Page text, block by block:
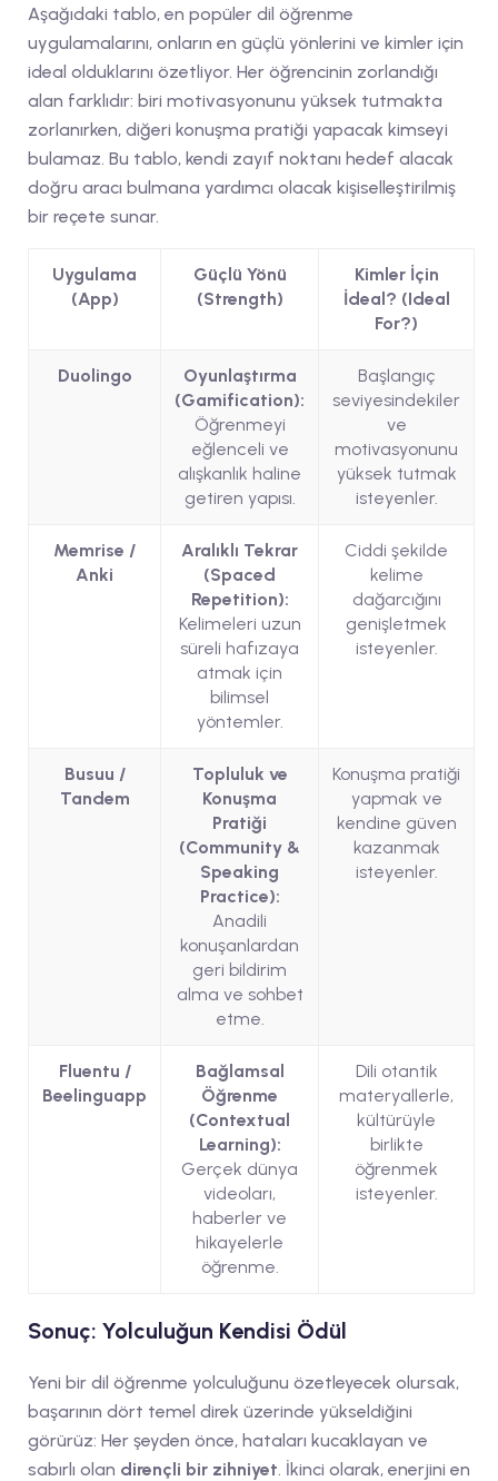
Aşağıdaki tablo, en popüler dil öğrenme
uygulamalarını, onların en güçlü yönlerini ve kimler için
ideal olduklarını özetliyor. Her öğrencinin zorlandığı
alan farklıdır: biri motivasyonunu yüksek tutmakta
zorlanırken, diğeri konuşma pratiği yapacak kimseyi
bulamaz. Bu tablo, kendi zayıf noktanı hedef alacak
doğru aracı bulmana yardımcı olacak kişiselleştirilmiş
bir reçete sunar.
Uygulama
(App)
Güçlü Yönü
(Strength)
Kimler İçin
İdeal? (Ideal
For?)
Duolingo
Oyunlaştırma
(Gamification):
Öğrenmeyi
eğlenceli ve
alışkanlık haline
getiren yapısı.
Başlangıç
seviyesindekiler
ve
motivasyonunu
yüksek tutmak
isteyenler.
Memrise /
Anki
Aralıklı Tekrar
(Spaced
Repetition):
Kelimeleri uzun
süreli hafızaya
atmak için
bilimsel
yöntemler.
Ciddi şekilde
kelime
dağarcığını
genişletmek
isteyenler.
Busuu /
Tandem
Topluluk ve
Konuşma
Pratiği
(Community &
Speaking
Practice):
Anadili
konuşanlardan
geri bildirim
alma ve sohbet
etme.
Konuşma pratiği
yapmak ve
kendine güven
kazanmak
isteyenler.
Fluentu /
Beelinguapp
Bağlamsal
Öğrenme
(Contextual
Learning):
Gerçek dünya
videoları,
haberler ve
hikayelerle
öğrenme.
Dili otantik
materyallerle,
kültürüyle
birlikte
öğrenmek
isteyenler.
Sonuç: Yolculuğun Kendisi Ödül
Yeni bir dil öğrenme yolculuğunu özetleyecek olursak,
başarının dört temel direk üzerinde yükseldiğini
görürüz: Her şeyden önce, hataları kucaklayan ve
sabırlı olan dirençli bir zihniyet. İkinci olarak, enerjini en